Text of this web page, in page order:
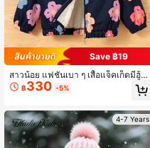
Save ฿19
สาวน้อย แฟชั่นเบา ๆ เสื้อแจ็คเก็ตมีฮู้ด
ซิปอัพ ลายดอกไม้ ผ้าฟลีซ สำหรับใส่กล
างแจ้ง ฤดูใบไม้ร่วง/ฤดูหนาว
฿330 -5%
4-7 Years